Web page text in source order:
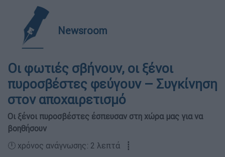
Newsroom
Οι φωτιές σβήνουν, οι ξένοι
πυροσβέστες φεύγουν – Συγκίνηση
στον αποχαιρετισμό
Οι ξένοι πυροσβέστες έσπευσαν στη χώρα μας για να
βοηθήσουν
🕛 χρόνος ανάγνωσης: 2 λεπτά ┋